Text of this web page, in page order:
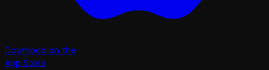
Download on the
App Store